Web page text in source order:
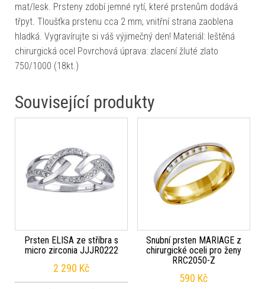
mat/lesk. Prsteny zdobí jemné rytí, které prstenům dodává
třpyt. Tloušťka prstenu cca 2 mm, vnitřní strana zaoblena
hladká. Vygravírujte si váš výjimečný den! Materiál: leštěná
chirurgická ocel Povrchová úprava: zlacení žluté zlato
750/1000 (18kt.)
Související produkty
Prsten ELISA ze stříbra s
micro zirconia JJJR0222
2 290 Kč
Snubní prsten MARIAGE z
chirurgické oceli pro ženy
RRC2050-Z
590 Kč